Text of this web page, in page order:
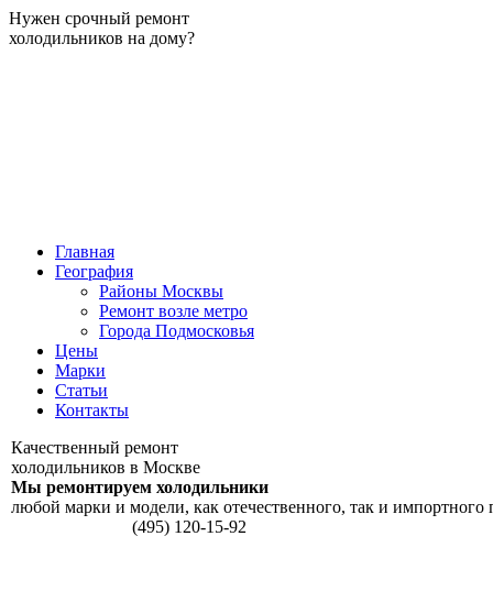
Нужен срочный ремонт
холодильников на дому?
Главная
География
Районы Москвы
Ремонт возле метро
Города Подмосковья
Цены
Марки
Статьи
Контакты
Качественный ремонт
холодильников в Москве
Мы ремонтируем холодильники
любой марки и модели, как отечественного, так и импортного
(495) 120-15-92